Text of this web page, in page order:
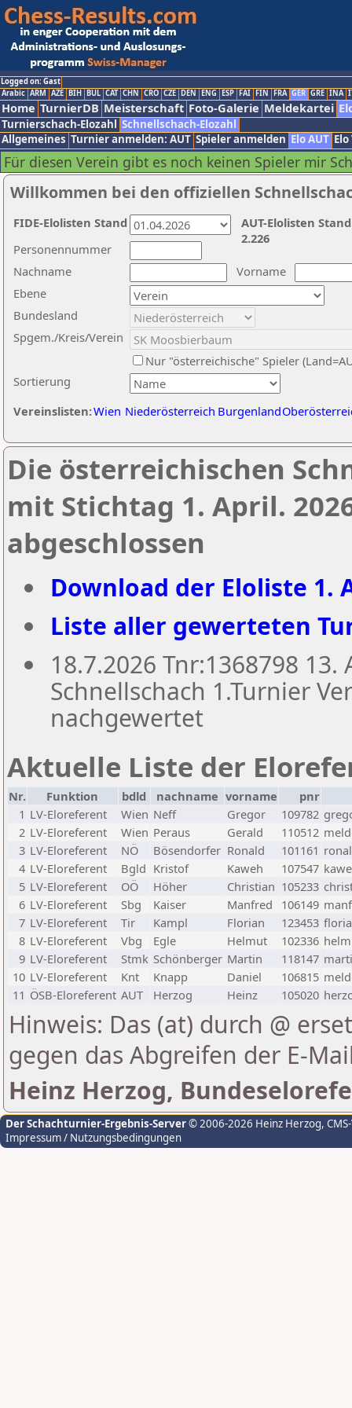
Logged on: Gast
Arabic ARM AZE BIH BUL CAT CHN CRO CZE DEN ENG ESP FAI FIN FRA GER GRE INA
Home TurnierDB Meisterschaft Foto-Galerie Meldekartei
Turnierschach-Elozahl Schnellschach-Elozahl
Allgemeines Turnier anmelden: AUT Spieler anmelden Elo AUT
Für diesen Verein gibt es noch keinen Spieler mir
Willkommen bei den offiziellen
Nachname
Vorname
Ebene
Sortierung
Personennummer
Bundesland
Spgem./Kreis/Verein
Nur "österreichische" Spieler
Vereinslisten:Wien Niederösterreich Burgenland
AUT-Elolisten
2.226
FIDE-Elolisten Stand
Die österreichischen
mit Stichtag 1. April.
abgeschlossen
Download der Eloliste 1.
Liste aller gewerteten
18.7.2026 Tnr:1368798
Schnellschach 1.Turnier
nachgewertet
Aktuelle Liste der
Nr. Funktion bdld nachname vorname
pnr
1 LV-Eloreferent Wien Neff Gregor 109782
2 LV-Eloreferent Wien Peraus Gerald 110512
3 LV-Eloreferent NÖ Bösendorfer Ronald 101161
4 LV-Eloreferent Bgld Kristof Kaweh 107547
5 LV-Eloreferent OÖ Höher Christian 105233
6 LV-Eloreferent Sbg Kaiser Manfred 106149
7 LV-Eloreferent Tir Kampl Florian 123453
8 LV-Eloreferent Vbg Egle Helmut 102336
9 LV-Eloreferent Stmk Schönberger Martin 118147
10 LV-Eloreferent Knt Knapp Daniel 106815
11 ÖSB-Eloreferent AUT Herzog Heinz 105020
Hinweis: Das (at) durch @
gegen das Abgreifen der E-
Heinz Herzog,
Der Schachturnier-Ergebnis-Server© 2006-2026 Heinz Herzog,
Impressum / Nutzungsbedingungen